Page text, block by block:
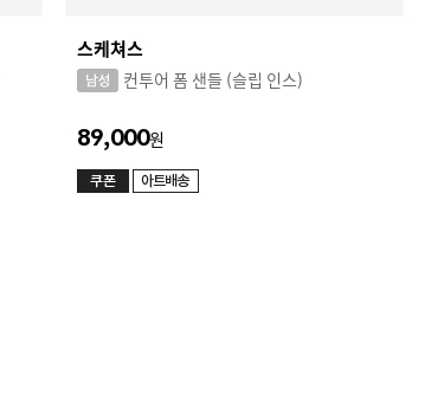
스케쳐스
컨투어 폼 샌들 (슬립 인스)
89,000원